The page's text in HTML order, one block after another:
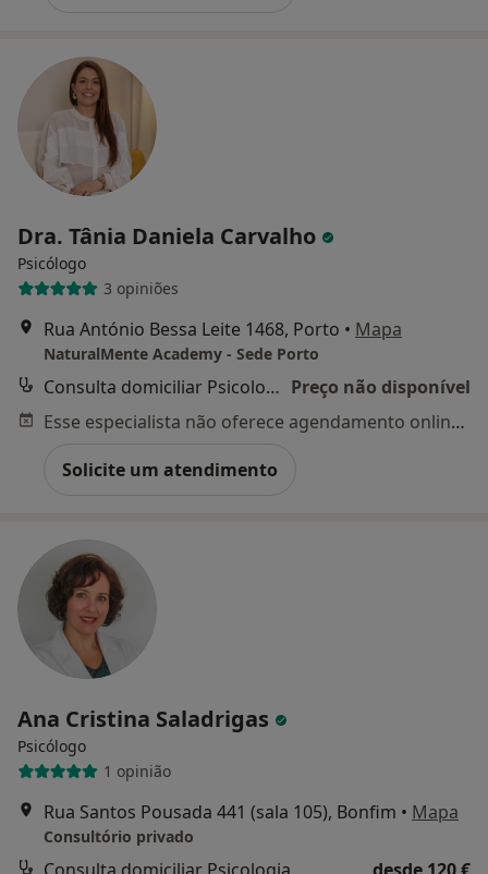
Dra. Tânia Daniela Carvalho
Psicólogo
3 opiniões
Rua António Bessa Leite 1468, Porto • Mapa
NaturalMente Academy - Sede Porto
Consulta domiciliar Psicologia Preço não disponível
Esse especialista não oferece agendamento online para esse endereço.
Solicite um atendimento
Ana Cristina Saladrigas
Psicólogo
1 opinião
Rua Santos Pousada 441 (sala 105), Bonfim • Mapa
Consultório privado